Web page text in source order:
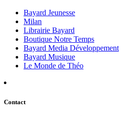
Bayard Jeunesse
Milan
Librairie Bayard
Boutique Notre Temps
Bayard Media Développement
Bayard Musique
Le Monde de Théo
Contact